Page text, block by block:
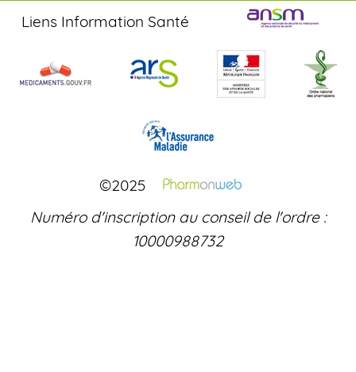
Liens Information Santé
©2025
Numéro d'inscription au conseil de l'ordre :
10000988732